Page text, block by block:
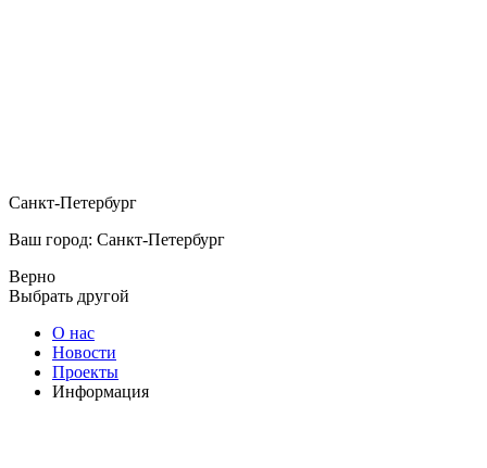
Санкт-Петербург
Ваш город: Санкт-Петербург
Верно
Выбрать другой
О нас
Новости
Проекты
Информация